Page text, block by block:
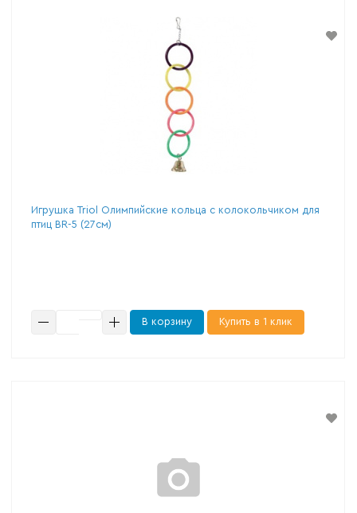
Игрушка Triol Олимпийские кольца с колокольчиком для
птиц BR-5 (27см)
В корзину Купить в 1 клик